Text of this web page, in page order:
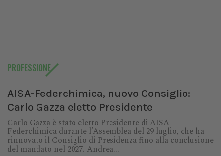
PROFESSIONE
AISA-Federchimica, nuovo Consiglio:
Carlo Gazza eletto Presidente
Carlo Gazza è stato eletto Presidente di AISA-
Federchimica durante l’Assemblea del 29 luglio, che ha
rinnovato il Consiglio di Presidenza fino alla conclusione
del mandato nel 2027. Andrea...